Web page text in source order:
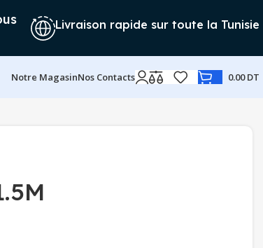
Livraison rapide sur toute la Tunisie
Notre MagasinNos Contacts 0.00DT